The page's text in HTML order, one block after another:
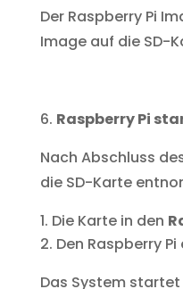
Der Raspberry Pi
Image auf die SD-
Raspberry Pi
Nach Abschluss
die SD-Karte
Die Karte in den
Den Raspberry
Das System